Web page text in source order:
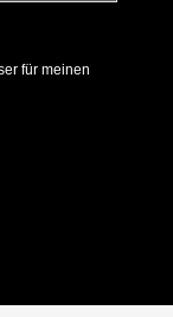
für meinen